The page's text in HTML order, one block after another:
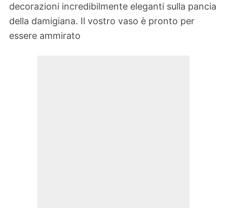
decorazioni incredibilmente eleganti sulla pancia
della damigiana. Il vostro vaso è pronto per
essere ammirato